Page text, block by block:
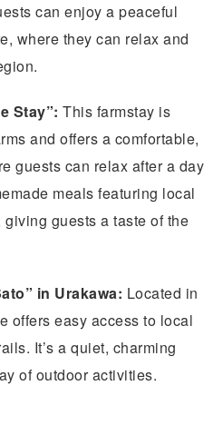
can enjoy a peaceful
where they can relax and
Stay”: This farmstay is
and offers a comfortable,
guests can relax after a day
meals featuring local
guests a taste of the
in Urakawa: Located in
offers easy access to local
It’s a quiet, charming
of outdoor activities.